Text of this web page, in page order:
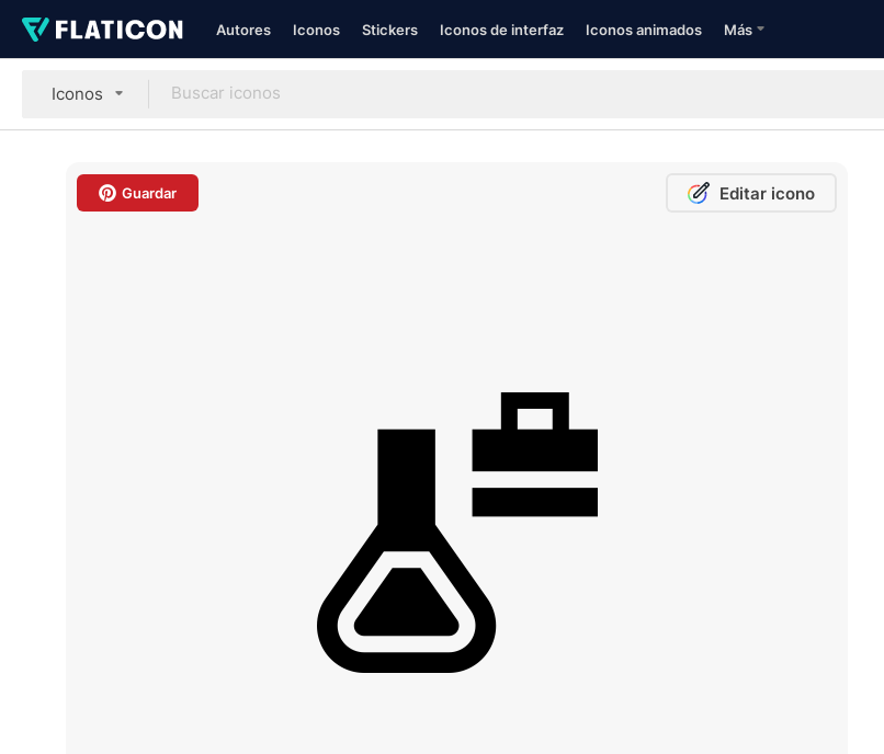
Autores Iconos Stickers Iconos de interfaz Iconos animados Más
Iconos
Guardar Editar icono